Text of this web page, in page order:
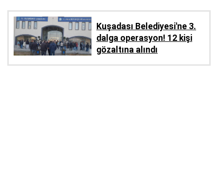
Kuşadası Belediyesi'ne 3.
dalga operasyon! 12 kişi
gözaltına alındı